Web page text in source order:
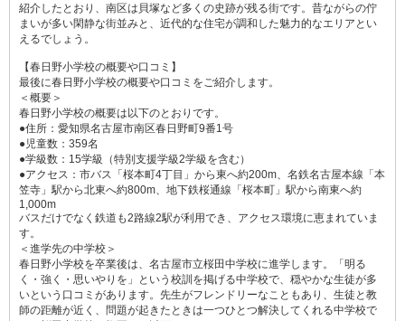
紹介したとおり、南区は貝塚など多くの史跡が残る街です。昔ながらの佇
まいが多い閑静な街並みと、近代的な住宅が調和した魅力的なエリアとい
えるでしょう。
【春日野小学校の概要や口コミ】
最後に春日野小学校の概要や口コミをご紹介します。
＜概要＞
春日野小学校の概要は以下のとおりです。
●住所：愛知県名古屋市南区春日野町9番1号
●児童数：359名
●学級数：15学級（特別支援学級2学級を含む）
●アクセス：市バス「桜本町4丁目」から東へ約200m、名鉄名古屋本線「本
笠寺」駅から北東へ約800m、地下鉄桜通線「桜本町」駅から南東へ約
1,000m
バスだけでなく鉄道も2路線2駅が利用でき、アクセス環境に恵まれていま
す。
＜進学先の中学校＞
春日野小学校を卒業後は、名古屋市立桜田中学校に進学します。「明る
く・強く・思いやりを」という校訓を掲げる中学校で、穏やかな生徒が多
いという口コミがあります。先生がフレンドリーなこともあり、生徒と教
師の距離が近く、問題が起きたときは一つひとつ解決してくれる中学校で